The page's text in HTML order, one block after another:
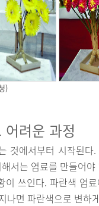
)
려운 과정
것에서부터 시작된
서는 염료를 만들어
이 쓰인다. 파란색 염
나면 파란색으로 변하